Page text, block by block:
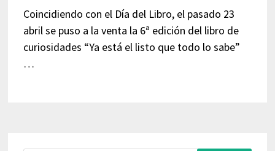
Coincidiendo con el Día del Libro, el pasado 23
abril se puso a la venta la 6ª edición del libro de
curiosidades “Ya está el listo que todo lo sabe”
…